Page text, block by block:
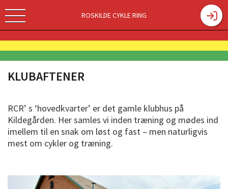
ROSKILDE CYKLE RING
KLUBAFTENER
RCR’ s ‘hovedkvarter’ er det gamle klubhus på
Kildegården. Her samles vi inden træning og mødes ind
imellem til en snak om løst og fast – men naturligvis
mest om cykler og træning.